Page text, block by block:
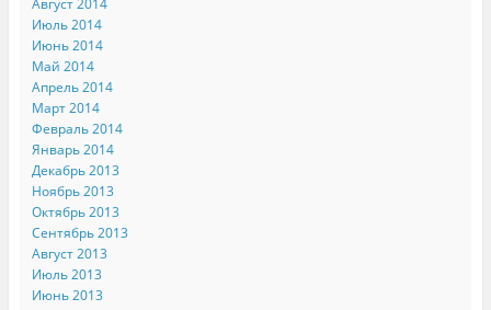
Июль 2014
Июнь 2014
Май 2014
Апрель 2014
Март 2014
Февраль 2014
Январь 2014
Декабрь 2013
Ноябрь 2013
Октябрь 2013
Сентябрь 2013
Август 2013
Июль 2013
Июнь 2013